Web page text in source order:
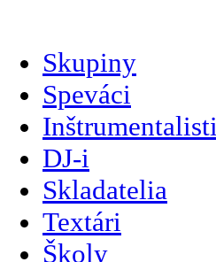
Skupiny
Speváci
Inštrumentalisti
DJ-i
Skladatelia
Textári
Školy